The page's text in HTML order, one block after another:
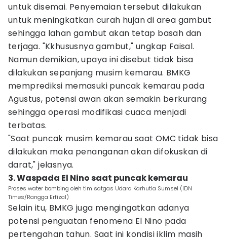
untuk disemai. Penyemaian tersebut dilakukan
untuk meningkatkan curah hujan di area gambut
sehingga lahan gambut akan tetap basah dan
terjaga. "Kkhususnya gambut," ungkap Faisal.
Namun demikian, upaya ini disebut tidak bisa
dilakukan sepanjang musim kemarau. BMKG
memprediksi memasuki puncak kemarau pada
Agustus, potensi awan akan semakin berkurang
sehingga operasi modifikasi cuaca menjadi
terbatas.
"Saat puncak musim kemarau saat OMC tidak bisa
dilakukan maka penanganan akan difokuskan di
darat," jelasnya.
3. Waspada El Nino saat puncak kemarau
Proses water bombing oleh tim satgas Udara Karhutla Sumsel (IDN
Times/Rangga Erfizal)
Selain itu, BMKG juga mengingatkan adanya
potensi penguatan fenomena El Nino pada
pertengahan tahun. Saat ini kondisi iklim masih